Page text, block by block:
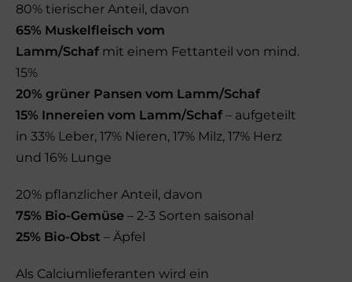
80% tierischer Anteil, davon
65% Muskelfleisch vom
Lamm/Schaf mit einem Fettanteil von mind.
15%
20% grüner Pansen vom Lamm/Schaf
15% Innereien vom Lamm/Schaf – aufgeteilt
in 33% Leber, 17% Nieren, 17% Milz, 17% Herz
und 16% Lunge
20% pflanzlicher Anteil, davon
75% Bio-Gemüse – 2-3 Sorten saisonal
25% Bio-Obst – Äpfel
Als Calciumlieferanten wird ein